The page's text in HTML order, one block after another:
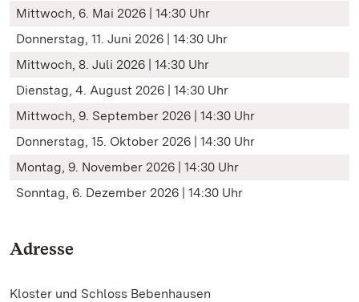
Mittwoch, 6. Mai 2026 | 14:30 Uhr
Donnerstag, 11. Juni 2026 | 14:30 Uhr
Mittwoch, 8. Juli 2026 | 14:30 Uhr
Dienstag, 4. August 2026 | 14:30 Uhr
Mittwoch, 9. September 2026 | 14:30 Uhr
Donnerstag, 15. Oktober 2026 | 14:30 Uhr
Montag, 9. November 2026 | 14:30 Uhr
Sonntag, 6. Dezember 2026 | 14:30 Uhr
Adresse
Kloster und Schloss Bebenhausen